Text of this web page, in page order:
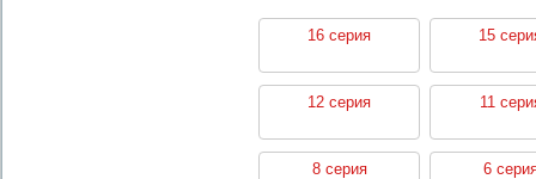
16 серия 15
12 серия 11
8 серия 6